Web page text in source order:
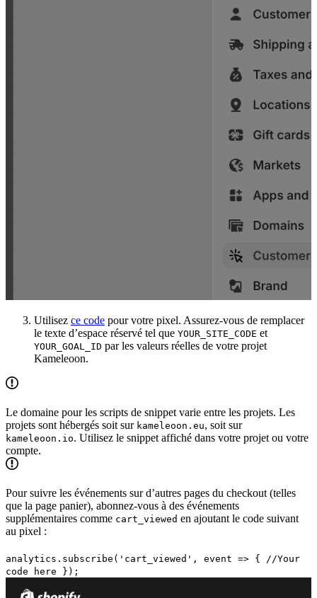
Utilisez ce code pour votre pixel. Assurez-vous de remplacer
le texte d’espace réservé tel que YOUR_SITE_CODE et
YOUR_GOAL_ID par les valeurs réelles de votre projet
Kameleoon.
Le domaine pour les scripts de snippet varie entre les projets. Les
projets sont hébergés soit sur kameleoon.eu, soit sur
kameleoon.io. Utilisez le snippet affiché dans votre projet ou votre
compte.
Pour suivre les événements sur d’autres pages du checkout (telles
que la page panier), abonnez-vous à des événements
supplémentaires comme cart_viewed en ajoutant le code suivant
au pixel :
analytics.subscribe('cart_viewed', event => { //Your
code here });